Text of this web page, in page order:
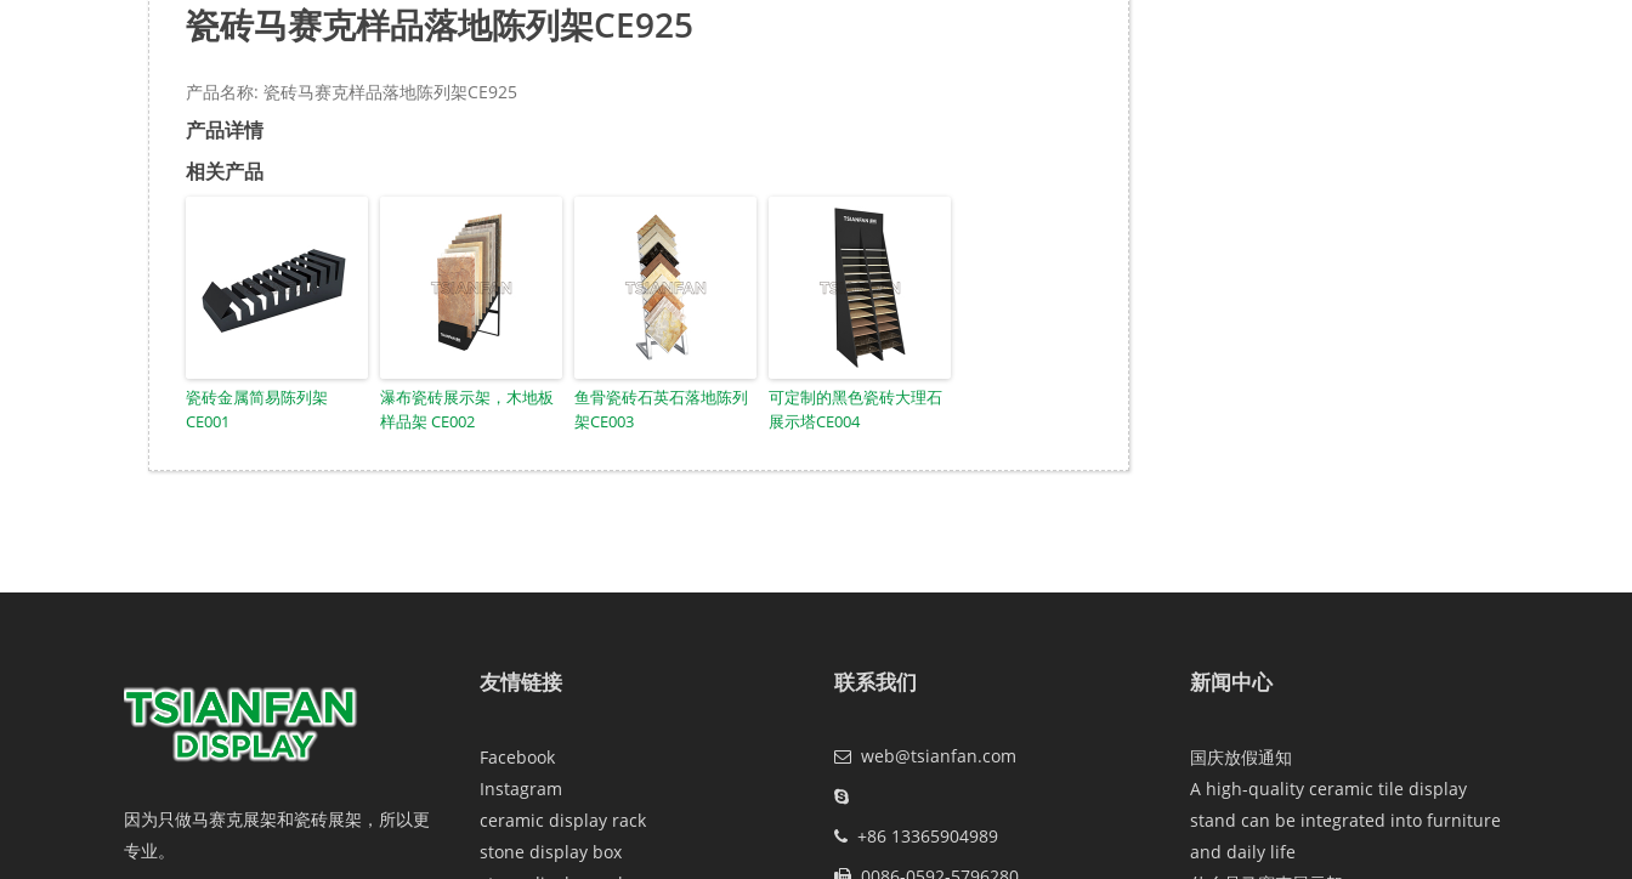
瓷砖马赛克样品落地陈列架CE925
产品名称: 瓷砖马赛克样品落地陈列架CE925
产品详情
相关产品
瓷砖金属简易陈列架
CE001
瀑布瓷砖展示架，木地板
样品架 CE002
鱼骨瓷砖石英石落地陈列
架CE003
可定制的黑色瓷砖大理石
展示塔CE004
因为只做马赛克展架和瓷砖展架，所以更
专业。
友情链接
Facebook
Instagram
ceramic display rack
stone display box
联系我们
web@tsianfan.com
+86 13365904989
新闻中心
国庆放假通知
A high-quality ceramic tile display
stand can be integrated into furniture
and daily life